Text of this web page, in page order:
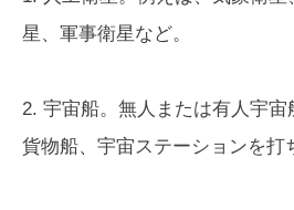
星、軍事衛星など。
2. 宇宙船。無人または有人宇宙
貨物船、宇宙ステーションを打